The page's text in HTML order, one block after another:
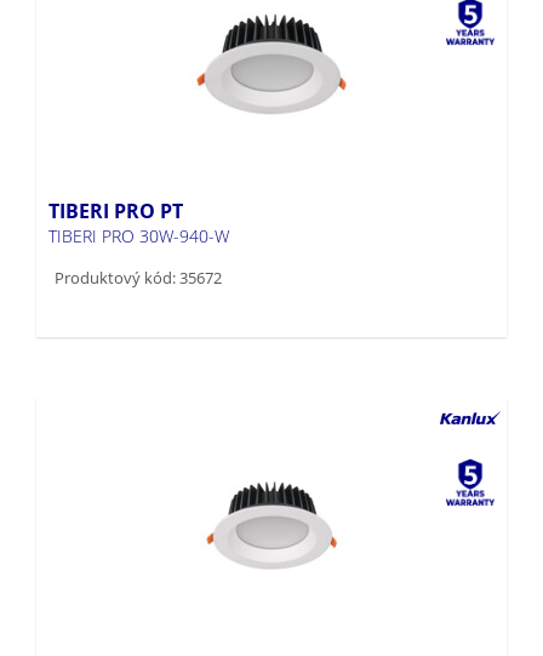
TIBERI PRO PT
TIBERI PRO 30W-940-W
Produktový kód: 35672